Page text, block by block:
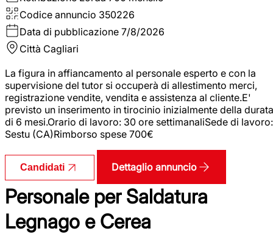
Codice annuncio 350226
Data di pubblicazione 7/8/2026
Città Cagliari
La figura in affiancamento al personale esperto e con la
supervisione del tutor si occuperà di allestimento merci,
registrazione vendite, vendita e assistenza al cliente.E'
previsto un inserimento in tirocinio inizialmente della durata
di 6 mesi.Orario di lavoro: 30 ore settimanaliSede di lavoro:
Sestu (CA)Rimborso spese 700€
Candidati Dettaglio annuncio
Personale per Saldatura
Legnago e Cerea